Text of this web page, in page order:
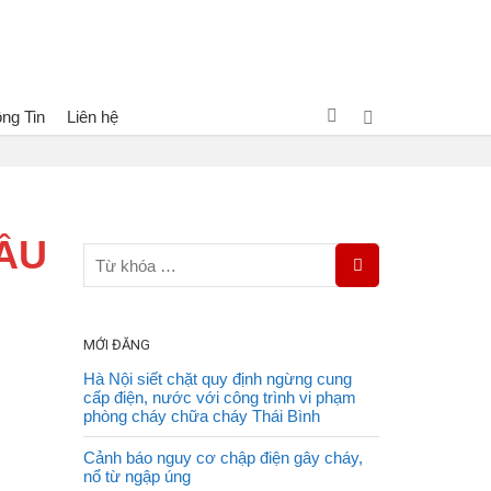
Tin Liên hệ
VIETLINK – DRAGON THƯƠNG HIỆU HÀNG ĐẦU VIỆT NAM
MỚI ĐĂNG
Hà Nội siết chặt quy định ngừng cung
cấp điện, nước với công trình vi phạm
phòng cháy chữa cháy Thái Bình
Cảnh báo nguy cơ chập điện gây cháy,
nổ từ ngập úng